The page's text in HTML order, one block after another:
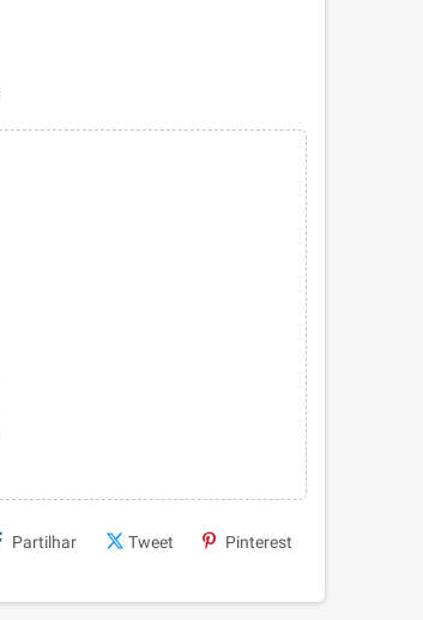
Partilhar Tweet Pinterest